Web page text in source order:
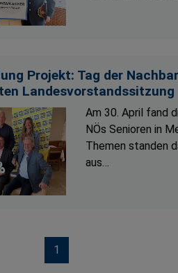
Projekt: Tag der
Landesvorstandssitzung
Am 30. April fand
NÖs Senioren in
Themen standen
aus…
1